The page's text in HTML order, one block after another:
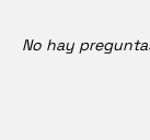
No hay